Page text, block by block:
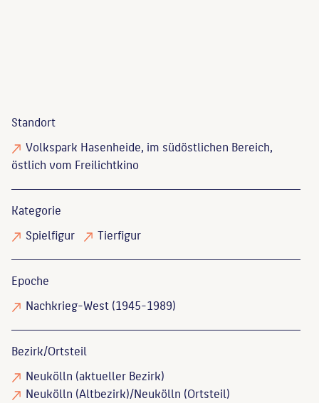
Standort
Volkspark Hasenheide, im südöstlichen Bereich,
östlich vom Freilichtkino
Kategorie
Spielfigur
Tierfigur
Epoche
Nachkrieg-West (1945-1989)
Bezirk/Ortsteil
Neukölln (aktueller Bezirk)
Neukölln (Altbezirk)/Neukölln (Ortsteil)